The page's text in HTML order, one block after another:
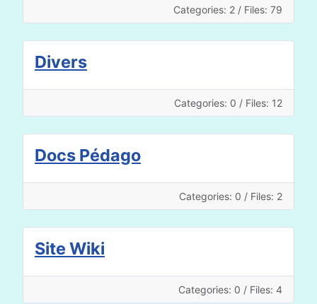
Categories: 2 / Files: 79
Divers
Categories: 0 / Files: 12
Docs Pédago
Categories: 0 / Files: 2
Site Wiki
Categories: 0 / Files: 4